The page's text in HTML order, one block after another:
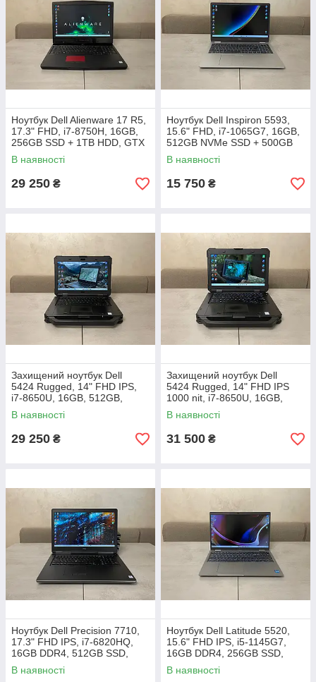
Ноутбук Dell Alienware 17 R5,
17.3" FHD, i7-8750H, 16GB,
256GB SSD + 1TB HDD, GTX
1070 8GB
В наявності
29 250 ₴
Ноутбук Dell Inspiron 5593,
15.6" FHD, i7-1065G7, 16GB,
512GB NVMe SSD + 500GB
HDD
В наявності
15 750 ₴
Захищений ноутбук Dell
5424 Rugged, 14" FHD IPS,
i7-8650U, 16GB, 512GB,
Radeon RX 540 4GB
В наявності
29 250 ₴
Захищений ноутбук Dell
5424 Rugged, 14" FHD IPS
1000 nit, i7-8650U, 16GB,
256GB, Radeon RX 540 4GB
В наявності
31 500 ₴
Ноутбук Dell Precision 7710,
17.3" FHD IPS, i7-6820HQ,
16GB DDR4, 512GB SSD,
AMD Radeon R9 M375X 2GB
GDDR5
В наявності
Ноутбук Dell Latitude 5520,
15.6" FHD IPS, i5-1145G7,
16GB DDR4, 256GB SSD,
Intel Iris Xe
В наявності